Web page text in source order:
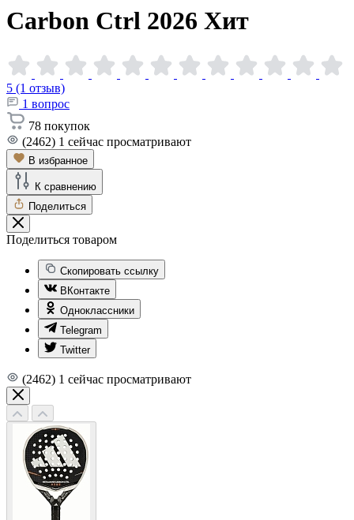
Carbon Ctrl 2026 Хит
5 (1 отзыв)
1 вопрос
78 покупок
(2462) 1 сейчас просматривают
В избранное
К сравнению
Поделиться
Поделиться товаром
Скопировать ссылку
ВКонтакте
Одноклассники
Telegram
Twitter
(2462) 1 сейчас просматривают